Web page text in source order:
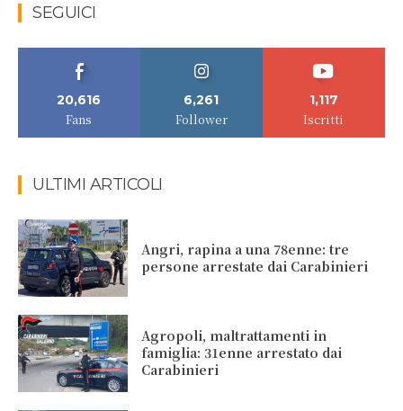
SEGUICI
20,616
Fans
6,261
Follower
1,117
Iscritti
ULTIMI ARTICOLI
Angri, rapina a una 78enne: tre
persone arrestate dai Carabinieri
Agropoli, maltrattamenti in
famiglia: 31enne arrestato dai
Carabinieri